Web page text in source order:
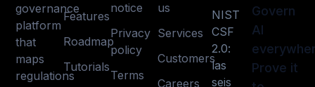
governance
platform
that
maps
regulations
Features
Roadmap
Tutorials
notice
Privacy
policy
Terms
us
Services
Customers
Careers
NIST
CSF
2.0:
las
seis
Govern
AI
Prove it